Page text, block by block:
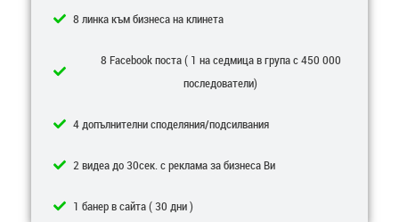
8 линка към бизнеса на клинета
8 Facebook поста ( 1 на седмица в група с 450 000
последователи)
4 допълнителни споделяния/подсилвания
2 видеа до 30сек. с реклама за бизнеса Ви
1 банер в сайта ( 30 дни )